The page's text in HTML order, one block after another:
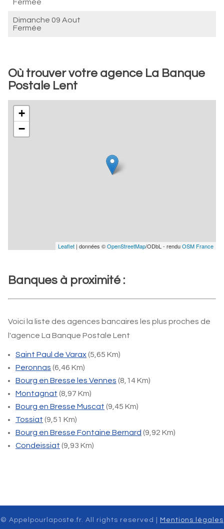
Fermée
Dimanche 09 Aout
Fermée
Où trouver votre agence La Banque
Postale Lent
+
−
Leaflet | données ©OpenStreetMap/ODbL - renduOSM France
Banques à proximité :
Voici la liste des agences bancaires les plus proches de
l'agence La Banque Postale Lent
Saint Paul de Varax(5,65 Km)
Peronnas (6,46 Km)
Bourg en Bresse les Vennes (8,14 Km)
Montagnat (8,97 Km)
Bourg en Bresse Muscat (9,45 Km)
Tossiat (9,51 Km)
Bourg en Bresse Fontaine Bernard (9,92 Km)
Condeissiat (9,93 Km)
© Appelpourlaposte.fr. All rights reserved | Mentions légales